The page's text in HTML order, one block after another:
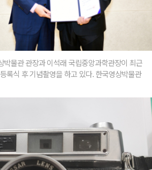
박물관 관장과 이석래 국립중앙과학관장이 최근
록식 후 기념촬영을 하고 있다. 한국영상박물관